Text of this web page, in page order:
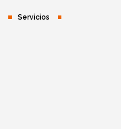
Servicios